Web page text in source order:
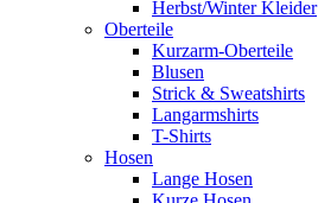
Herbst/Winter Kleider
Oberteile
Kurzarm-Oberteile
Blusen
Strick & Sweatshirts
Langarmshirts
T-Shirts
Hosen
Lange Hosen